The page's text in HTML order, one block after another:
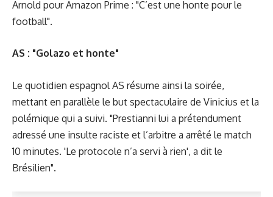
Arnold pour Amazon Prime : "C’est une honte pour le
football".
AS : "Golazo et honte"
Le quotidien espagnol AS résume ainsi la soirée,
mettant en parallèle le but spectaculaire de Vinicius et la
polémique qui a suivi. "Prestianni lui a prétendument
adressé une insulte raciste et l’arbitre a arrêté le match
10 minutes. 'Le protocole n’a servi à rien', a dit le
Brésilien".